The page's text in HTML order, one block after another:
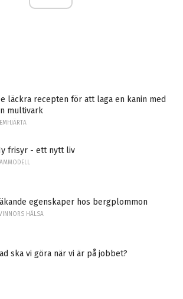
läckra recepten för att laga en kanin med
multivark
frisyr - ett nytt liv
egenskaper hos bergplommon
HÄLSA
ska vi göra när vi är på jobbet?